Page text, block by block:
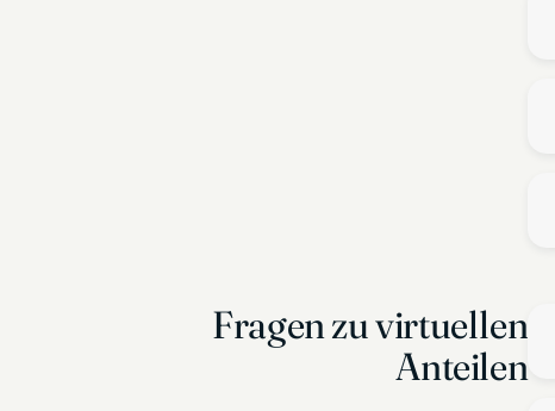
Fragen zu virtuellen
Anteilen